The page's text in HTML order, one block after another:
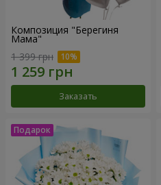
Композиция "Берегиня
Мама"
1 399 грн
Заказать